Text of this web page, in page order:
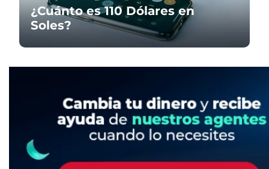
¿Cuánto es 110 Dólares en
Soles?